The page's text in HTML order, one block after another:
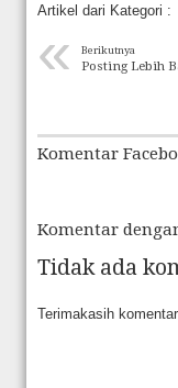
Artikel dari Kategori :
« Berikutnya
Posting Lebih
Komentar
Komentar
Tidak ada
Terimakasih